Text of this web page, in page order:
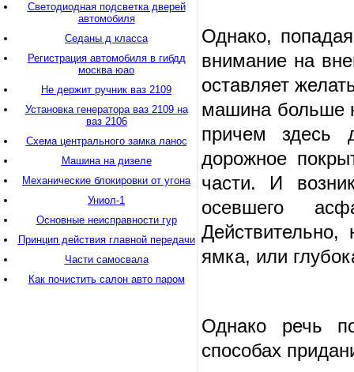
Однако,
внимание на
оставляет
машина больше
причем здесь
дорожное
части. И
осевшего
ямка, или
Однако речь
способах
Светодиодная подсветка дверей
автомобиля
Седаны д класса
Регистрация автомобиля в гибдд
москва юао
Не держит ручник ваз 2109
Установка генератора ваз 2109 на
ваз 2106
Схема центрального замка ланос
Машина на дизеле
Механические блокировки от угона
Униол-1
Основные неисправности гур
Принцип действия главной передачи
Части самосвала
Как почистить салон авто паром